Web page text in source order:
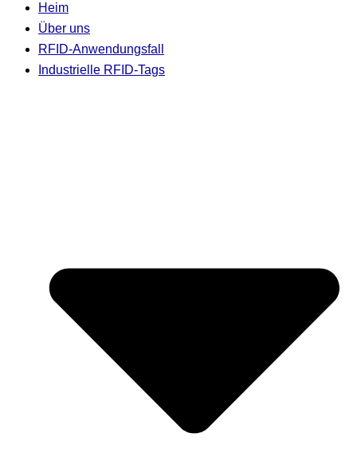
Heim
Über uns
RFID-Anwendungsfall
Industrielle RFID-Tags